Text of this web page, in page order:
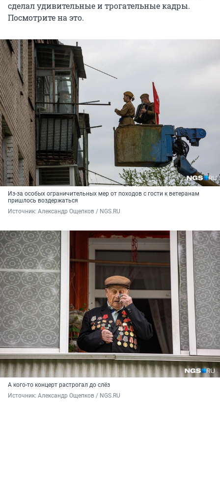
сделал удивительные и трогательные кадры.
Посмотрите на это.
Из-за особых ограничительных мер от походов с гости к ветеранам
пришлось воздержаться
Источник: Александр Ощепков / NGS.RU
А кого-то концерт растрогал до слёз
Источник: Александр Ощепков / NGS.RU